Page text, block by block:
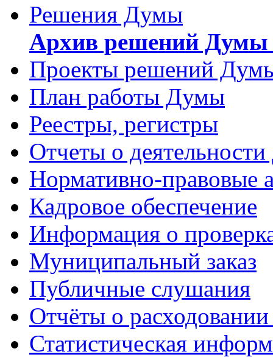
Решения Думы
Архив решений Думы
Проекты решений
План работы Думы
Реестры, регистры
Отчеты о
Нормативно-правовые
Кадровое обеспечение
Информация о
Муниципальный заказ
Публичные слушания
Отчёты о
Статистическая